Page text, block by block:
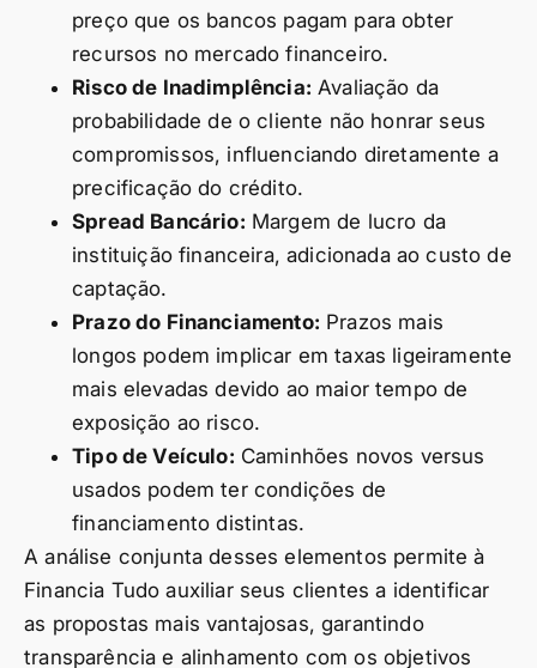
preço que os bancos pagam para obter
recursos no mercado financeiro.
Risco de Inadimplência: Avaliação da
probabilidade de o cliente não honrar seus
compromissos, influenciando diretamente a
precificação do crédito.
Spread Bancário: Margem de lucro da
instituição financeira, adicionada ao custo de
captação.
Prazo do Financiamento: Prazos mais
longos podem implicar em taxas ligeiramente
mais elevadas devido ao maior tempo de
exposição ao risco.
Tipo de Veículo: Caminhões novos versus
usados podem ter condições de
financiamento distintas.
A análise conjunta desses elementos permite à
Financia Tudo auxiliar seus clientes a identificar
as propostas mais vantajosas, garantindo
transparência e alinhamento com os objetivos